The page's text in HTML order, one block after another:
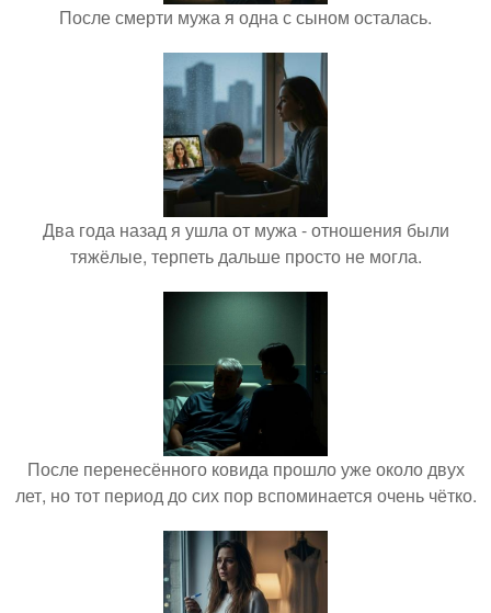
После смерти мужа я одна с сыном осталась.
Два года назад я ушла от мужа - отношения были
тяжёлые, терпеть дальше просто не могла.
После перенесённого ковида прошло уже около двух
лет, но тот период до сих пор вспоминается очень чётко.